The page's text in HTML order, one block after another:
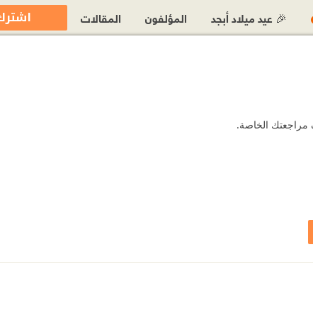
مراجعتك الخاصة.
🎉 عيد ميلاد أبجد المؤلفون المقالات